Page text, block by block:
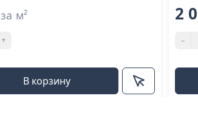
за м²
+
В корзину
2
-